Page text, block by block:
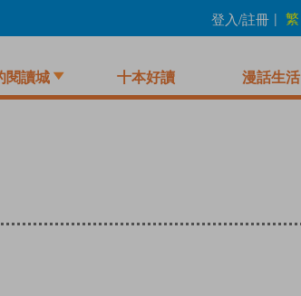
登入/註冊 | 繁
閱讀城 十本好讀 漫話生活